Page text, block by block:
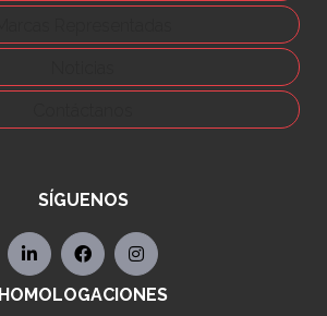
SÍGUENOS
HOMOLOGACIONES